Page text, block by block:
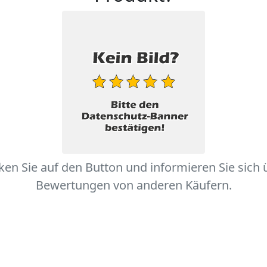
Sie auf den Button und informieren Sie sich
Bewertungen von anderen Käufern.